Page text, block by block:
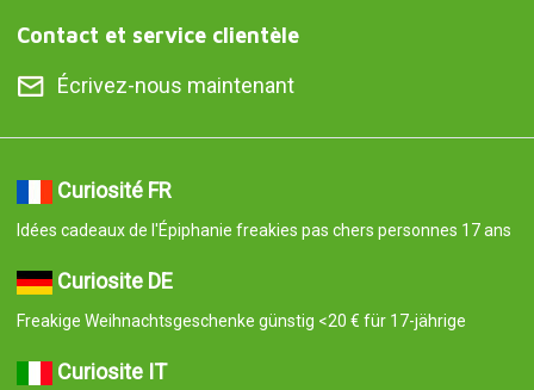
Contact et service clientèle
Écrivez-nous maintenant
Curiosité FR
Idées cadeaux de l'Épiphanie freakies pas chers personnes 17 ans
Curiosite DE
Freakige Weihnachtsgeschenke günstig <20 € für 17-jährige
Curiosite IT